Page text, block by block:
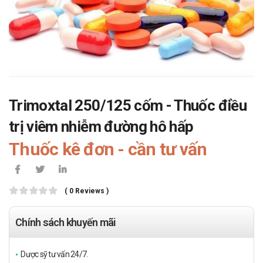
Trimoxtal 250/125 cốm - Thuốc điều
trị viêm nhiễm đường hô hấp
Thuốc kê đơn - cần tư vấn
( 0 Reviews )
Chính sách khuyến mãi
Dược sỹ tư vấn 24/7.